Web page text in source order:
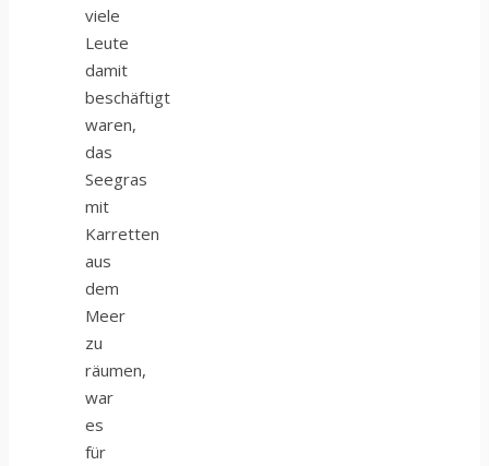
viele
Leute
damit
beschäftigt
waren,
das
Seegras
mit
Karretten
aus
dem
Meer
zu
räumen,
war
es
für